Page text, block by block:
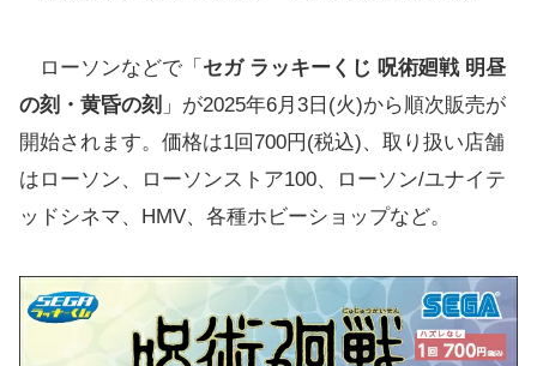
ローソンなどで「 セガ ラッキーくじ 呪術廻戦 明昼
の刻・黄昏の刻 」が2025年6月3日(火)から順次販売が
開始されます。価格は1回700円(税込)、取り扱い店舗
はローソン、ローソンストア100、ローソン/ユナイテ
ッドシネマ、HMV、各種ホビーショップなど。